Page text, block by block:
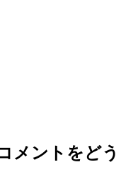
メントをどう